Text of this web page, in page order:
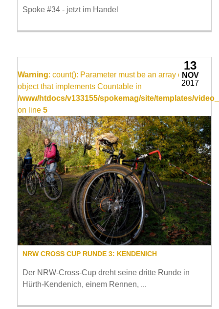
Spoke #34 - jetzt im Handel
Warning: count(): Parameter must be an array or an
object that implements Countable in
/www/htdocs/v133155/spokemag/site/templates/
on line 5
NRW CROSS CUP RUNDE 3: KENDENICH
Der NRW-Cross-Cup dreht seine dritte Runde in
Hürth-Kendenich, einem Rennen, ...
13
NOV
2017